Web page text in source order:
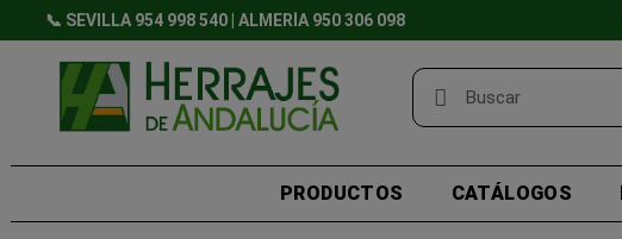
📞 SEVILLA 954 998 540 | ALMERÍA 950 306 098
PRODUCTOS CATÁLOGOS